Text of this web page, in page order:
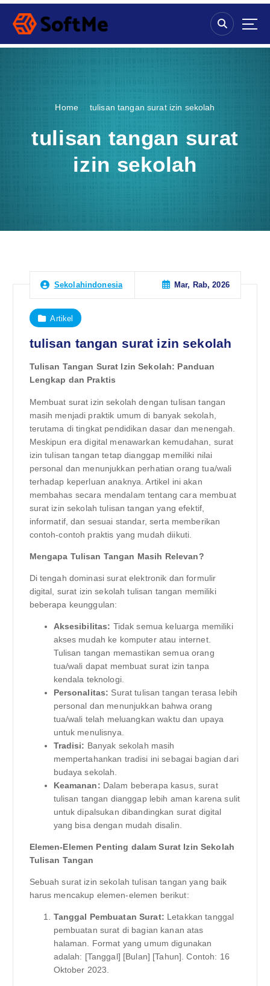
S
p
Home tulisan tangan surat izin sekolah
tulisan tangan surat
izin sekolah
Sekolahindonesia Mar, Rab, 2026
Artikel
tulisan tangan surat izin sekolah
Tulisan Tangan Surat Izin Sekolah: Panduan
Lengkap dan Praktis
Membuat surat izin sekolah dengan tulisan tangan
masih menjadi praktik umum di banyak sekolah,
terutama di tingkat pendidikan dasar dan menengah.
Meskipun era digital menawarkan kemudahan, surat
izin tulisan tangan tetap dianggap memiliki nilai
personal dan menunjukkan perhatian orang tua/wali
terhadap keperluan anaknya. Artikel ini akan
membahas secara mendalam tentang cara membuat
surat izin sekolah tulisan tangan yang efektif,
informatif, dan sesuai standar, serta memberikan
contoh-contoh praktis yang mudah diikuti.
Mengapa Tulisan Tangan Masih Relevan?
Di tengah dominasi surat elektronik dan formulir
digital, surat izin sekolah tulisan tangan memiliki
beberapa keunggulan:
Aksesibilitas: Tidak semua keluarga memiliki
akses mudah ke komputer atau internet.
Tulisan tangan memastikan semua orang
tua/wali dapat membuat surat izin tanpa
kendala teknologi.
Personalitas: Surat tulisan tangan terasa lebih
personal dan menunjukkan bahwa orang
tua/wali telah meluangkan waktu dan upaya
untuk menulisnya.
Tradisi: Banyak sekolah masih
mempertahankan tradisi ini sebagai bagian dari
budaya sekolah.
Keamanan: Dalam beberapa kasus, surat
tulisan tangan dianggap lebih aman karena sulit
untuk dipalsukan dibandingkan surat digital
yang bisa dengan mudah disalin.
Elemen-Elemen Penting dalam Surat Izin Sekolah
Tulisan Tangan
Sebuah surat izin sekolah tulisan tangan yang baik
harus mencakup elemen-elemen berikut:
Tanggal Pembuatan Surat: Letakkan tanggal
pembuatan surat di bagian kanan atas
halaman. Format yang umum digunakan
adalah: [Tanggal] [Bulan] [Tahun]. Contoh: 16
Oktober 2023.